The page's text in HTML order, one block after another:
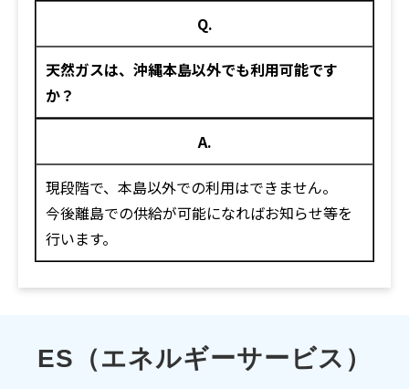
Q.
天然ガスは、沖縄本島以外でも利用可能です
か？
A.
現段階で、本島以外での利用はできません。
今後離島での供給が可能になればお知らせ等を
行います。
ES（エネルギーサービス）